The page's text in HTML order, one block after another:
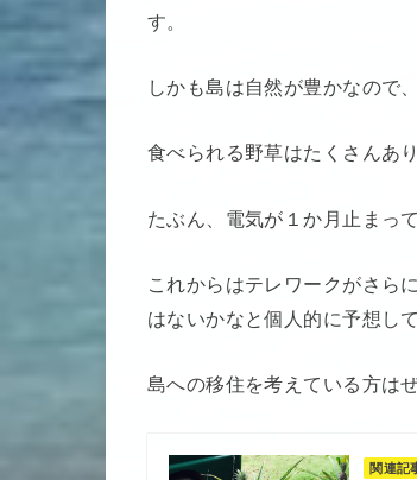
す。
しかも島は自然が豊かなので
食べられる野草はたくさんあ
たぶん、電気が１か月止まっ
これからはテレワークがさら
はないかなと個人的に予想し
島への移住を考えている方は
関連記